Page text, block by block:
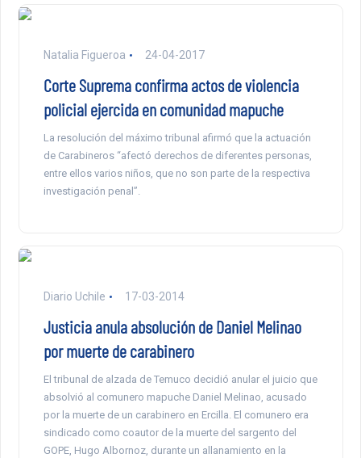
Natalia Figueroa 24-04-2017
Corte Suprema confirma actos de violencia
policial ejercida en comunidad mapuche
La resolución del máximo tribunal afirmó que la actuación
de Carabineros “afectó derechos de diferentes personas,
entre ellos varios niños, que no son parte de la respectiva
investigación penal”.
Diario Uchile 17-03-2014
Justicia anula absolución de Daniel Melinao
por muerte de carabinero
El tribunal de alzada de Temuco decidió anular el juicio que
absolvió al comunero mapuche Daniel Melinao, acusado
por la muerte de un carabinero en Ercilla. El comunero era
sindicado como coautor de la muerte del sargento del
GOPE, Hugo Albornoz, durante un allanamiento en la